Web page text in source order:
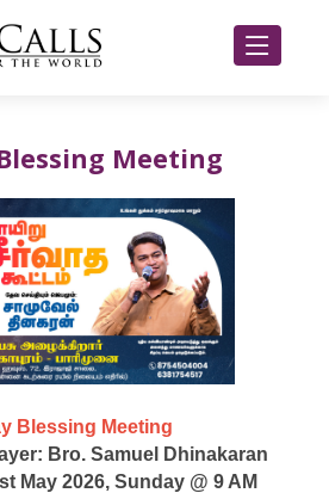
Meeting
Blessing Meeting
Bro. Samuel Dhinakaran
May 2026, Sunday @ 9 AM